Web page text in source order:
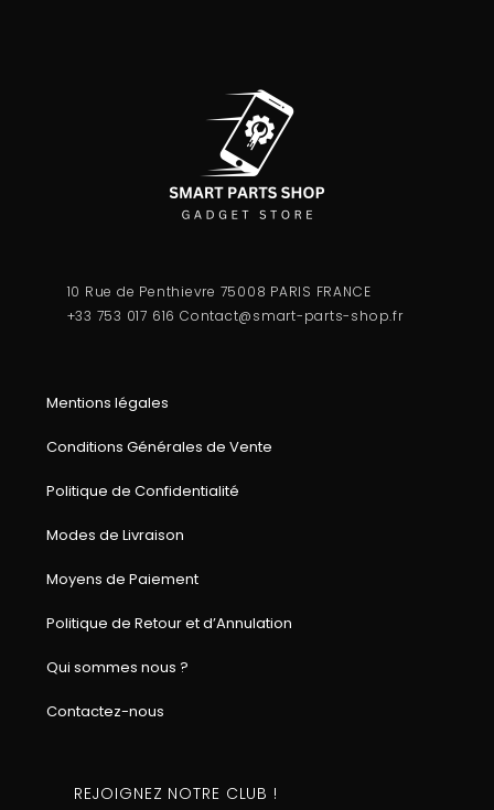
10 Rue de Penthievre 75008 PARIS FRANCE
+33 753 017 616 Contact@smart-parts-shop.fr
Mentions légales
Conditions Générales de Vente
Politique de Confidentialité
Modes de Livraison
Moyens de Paiement
Politique de Retour et d’Annulation
Qui sommes nous ?
Contactez-nous
REJOIGNEZ NOTRE CLUB !